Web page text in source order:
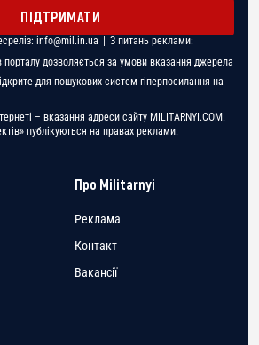
ПІДТРИМАТИ
info@mil.in.ua | З питань реклами:
порталу дозволяється за умови вказання джерела
для пошукових систем гіперпосилання на
– вказання адреси сайту MILITARNYI.COM.
публікуються на правах реклами.
Про Militarnyi
Реклама
Контакт
Вакансії